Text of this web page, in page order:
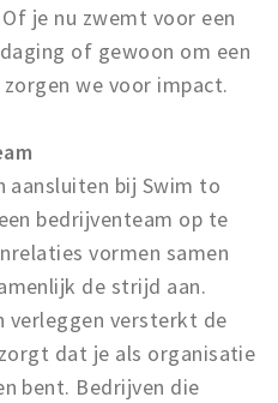
je nu zwemt voor een
of gewoon om een
we voor impact.
aansluiten bij Swim to
bedrijventeam op te
vormen samen
de strijd aan.
verleggen versterkt de
dat je als organisatie
bent. Bedrijven die